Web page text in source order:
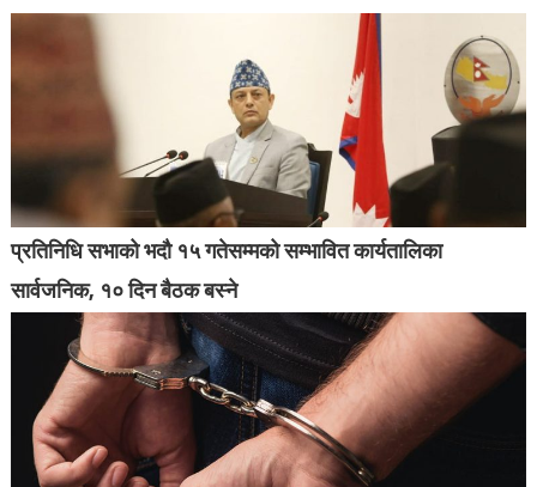
प्रतिनिधि सभाको भदौ १५ गतेसम्मको सम्भावित कार्यतालिका
सार्वजनिक, १० दिन बैठक बस्ने